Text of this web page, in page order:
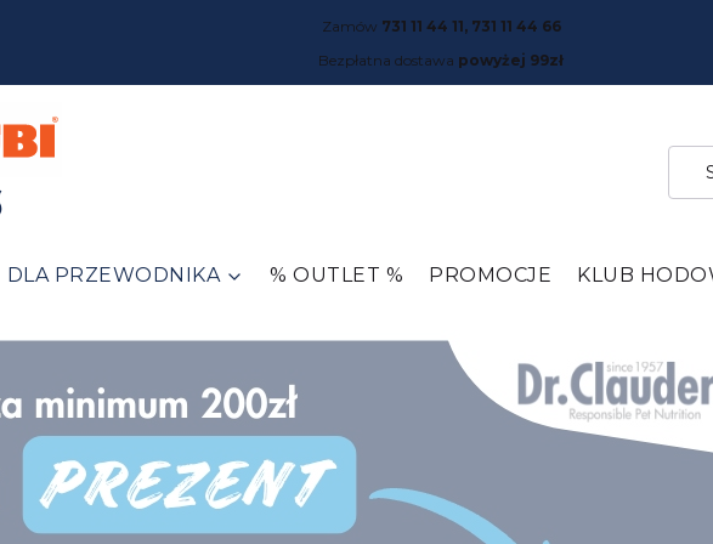
Zamów 731 11 44 11, 731 11 44 66
Bezpłatna dostawa powyżej 99zł
DLA PRZEWODNIKA % OUTLET % PROMOCJE KLUB